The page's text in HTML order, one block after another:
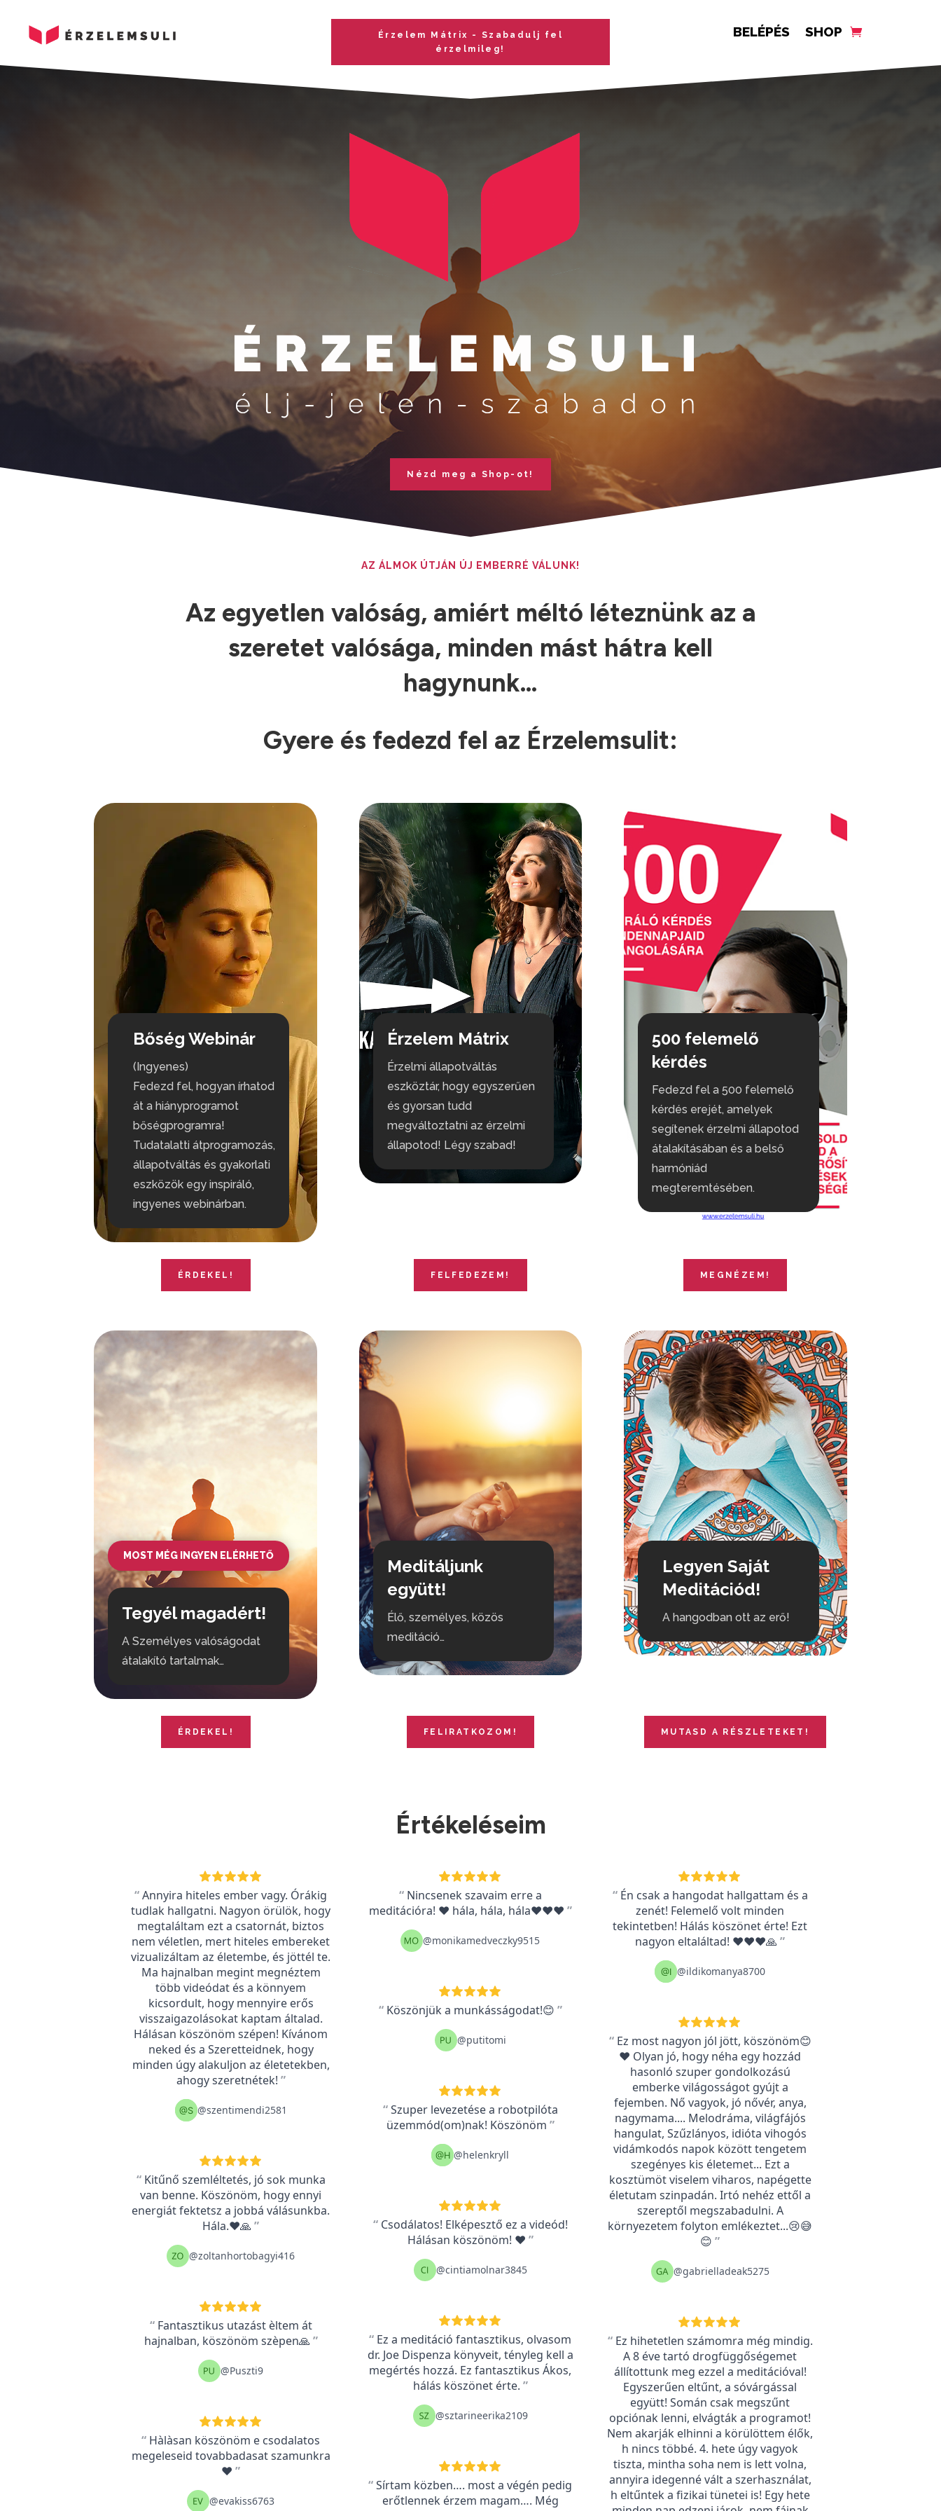
Érzelem Mátrix - Szabadulj fel
érzelmileg!
BELÉPÉS SHOP
Nézd meg a Shop-ot!
AZ ÁLMOK ÚTJÁN ÚJ EMBERRÉ VÁLUNK!
Az egyetlen valóság, amiért méltó léteznünk az a
szeretet valósága, minden mást hátra kell
hagynunk…
Gyere és fedezd fel az Érzelemsulit:
Bőség Webinár
(Ingyenes)
Fedezd fel, hogyan írhatod
át a hiányprogramot
bőségprogramra!
Tudatalatti átprogramozás,
állapotváltás és gyakorlati
eszközök egy inspiráló,
ingyenes webinárban.
Érzelem Mátrix
Érzelmi állapotváltás
eszköztár, hogy egyszerűen
és gyorsan tudd
megváltoztatni az érzelmi
állapotod! Légy szabad!
500 felemelő
kérdés
Fedezd fel a 500 felemelő
kérdés erejét, amelyek
segítenek érzelmi állapotod
átalakításában és a belső
harmóniád
megteremtésében.
ÉRDEKEL! FELFEDEZEM! MEGNÉZEM!
MOST MÉG INGYEN ELÉRHETŐ
Tegyél magadért!
A Személyes valóságodat
átalakító tartalmak…
Meditáljunk
együtt!
Élő, személyes, közös
meditáció…
Legyen Saját
Meditációd!
A hangodban ott az erő!
ÉRDEKEL! FELIRATKOZOM! MUTASD A RÉSZLETEKET!
Értékeléseim